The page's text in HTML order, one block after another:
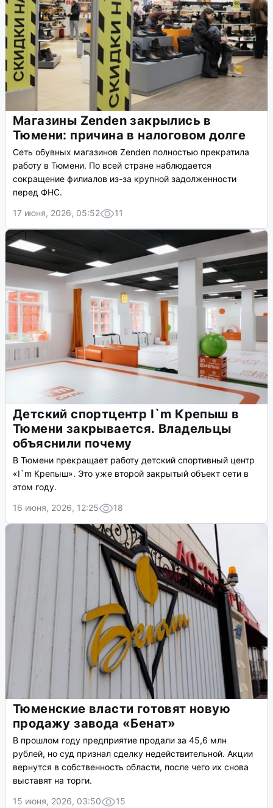
Магазины Zenden закрылись в
Тюмени: причина в налоговом долге
Сеть обувных магазинов Zenden полностью прекратила
работу в Тюмени. По всей стране наблюдается
сокращение филиалов из-за крупной задолженности
перед ФНС.
17 июня, 2026, 05:52
11
Детский спортцентр I`m Крепыш в
Тюмени закрывается. Владельцы
объяснили почему
В Тюмени прекращает работу детский спортивный центр
«I`m Крепыш». Это уже второй закрытый объект сети в
этом году.
16 июня, 2026, 12:25
18
Тюменские власти готовят новую
продажу завода «Бенат»
В прошлом году предприятие продали за 45,6 млн
рублей, но суд признал сделку недействительной. Акции
вернутся в собственность области, после чего их снова
выставят на торги.
15 июня, 2026, 03:50
15